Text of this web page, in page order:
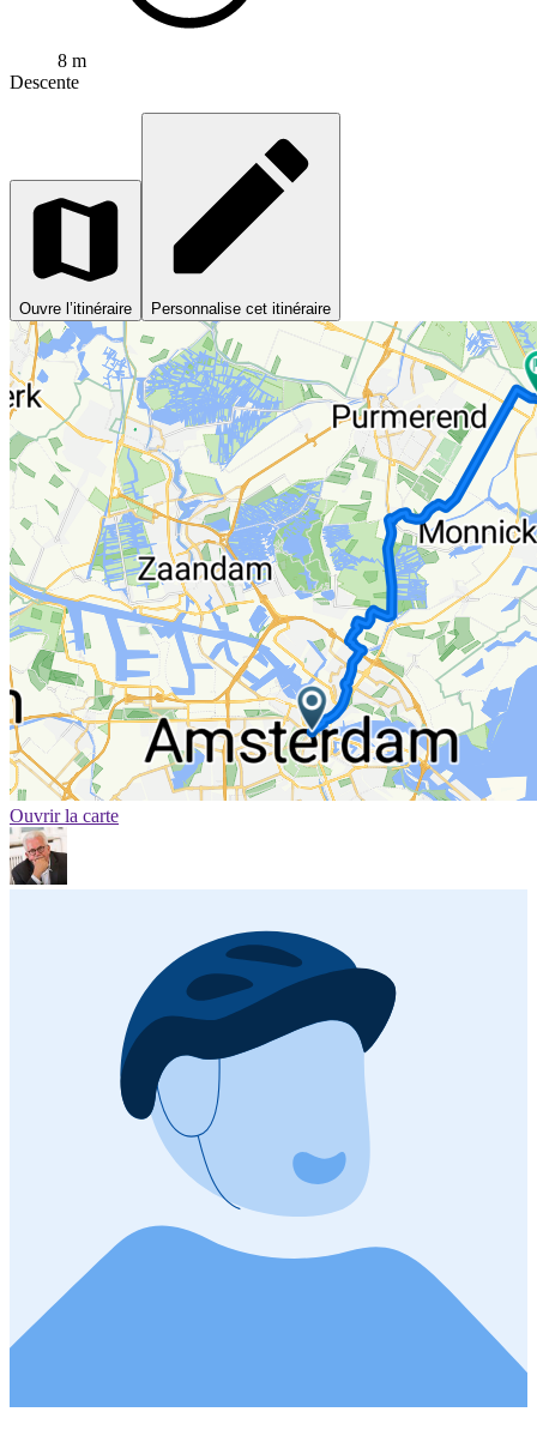
8 m
Descente
Ouvre l’itinéraire Personnalise cet itinéraire
Ouvrir la carte